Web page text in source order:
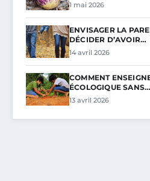
1 mai 2026
ENVISAGER LA
DÉCIDER D’AVOIR…
14 avril 2026
COMMENT
ÉCOLOGIQUE SANS…
13 avril 2026